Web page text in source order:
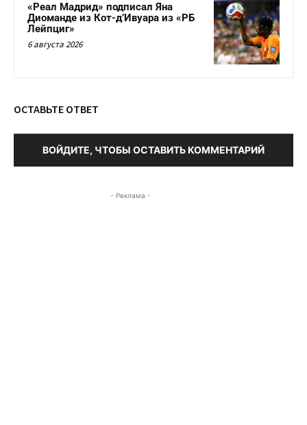
«Реал Мадрид» подписал Яна
Диоманде из Кот-д’Ивуара из «РБ
Лейпциг»
6 августа 2026
ОСТАВЬТЕ ОТВЕТ
ВОЙДИТЕ, ЧТОБЫ ОСТАВИТЬ КОММЕНТАРИЙ
- Реклама -